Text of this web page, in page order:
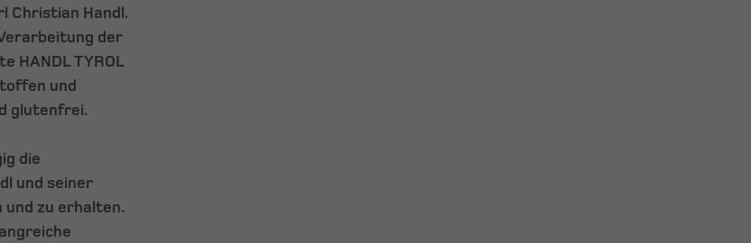
Christian Handl.
der
HANDL TYROL
und
glutenfrei.
die
und seiner
und zu erhalten.